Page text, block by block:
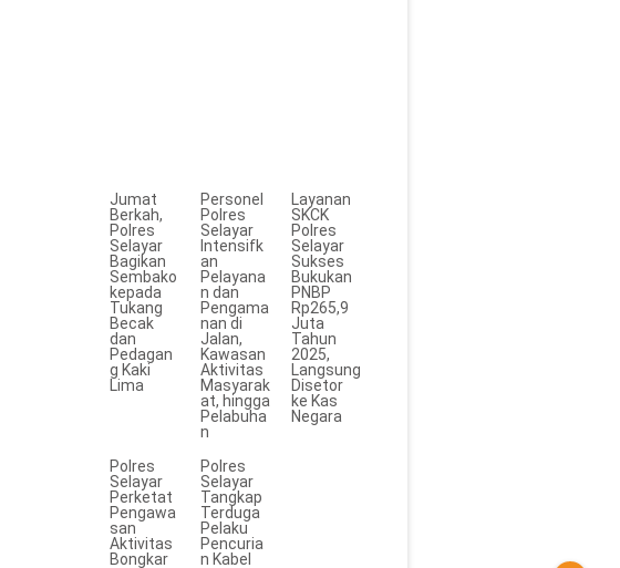
Jumat
Berkah,
Polres
Selayar
Bagikan
Sembako
kepada
Tukang
Becak
dan
Pedagan
g Kaki
Lima
Personel
Polres
Selayar
Intensifk
an
Pelayana
n dan
Pengama
nan di
Jalan,
Kawasan
Aktivitas
Masyarak
at, hingga
Pelabuha
n
Layanan
SKCK
Polres
Selayar
Sukses
Bukukan
PNBP
Rp265,9
Juta
Tahun
2025,
Langsung
Disetor
ke Kas
Negara
Polres
Selayar
Perketat
Pengawa
san
Aktivitas
Bongkar
Polres
Selayar
Tangkap
Terduga
Pelaku
Pencuria
n Kabel